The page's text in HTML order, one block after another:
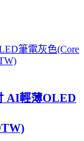
AI輕薄OLED